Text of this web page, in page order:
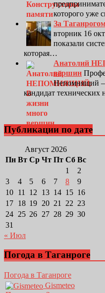
которого уже
За
вторник 16
показали
которая…
Анатолий
вершин
Непомнящий –
кандидат
Публикации по дате
Август 2026
Пн Вт Ср Чт Пт Сб Вс
1
2
3
4 5 6 7 8
9
10 11 12 13 14 15 16
17 18 19 20 21 22 23
24 25 26 27 28 29 30
31
« Июл
Погода в Таганроге
Погода в Таганроге
Gismeteo